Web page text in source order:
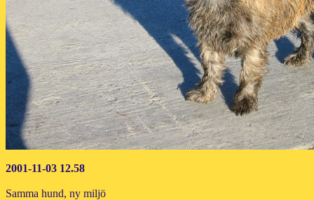
2001-11-03 12.58
Samma hund, ny miljö